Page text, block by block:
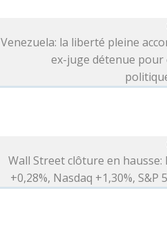
Venezuela: la liberté pleine
ex-juge détenue pour
Wall Street clôture en hausse:
+0,28%, Nasdaq +1,30%, S&P